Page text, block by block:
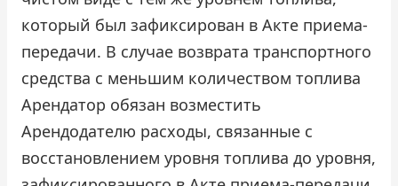
который был зафиксирован в Акте приема-
передачи. В случае возврата транспортного
средства с меньшим количеством топлива
Арендатор обязан возместить
Арендодателю расходы, связанные с
восстановлением уровня топлива до уровня,